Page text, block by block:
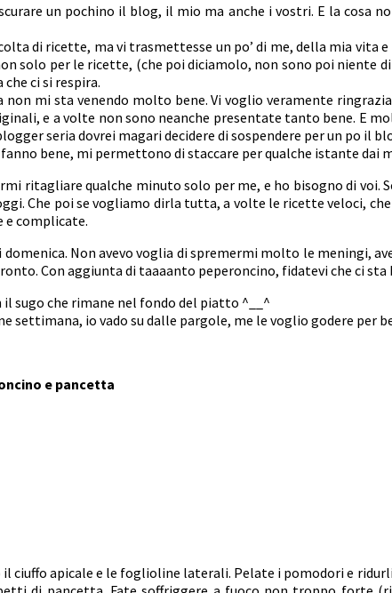
un pochino il blog, il mio ma anche i vostri. E la cosa
di ricette, ma vi trasmettesse un po’ di me, della mia vita
solo per le ricette, (che poi diciamolo, non sono poi
ci si respira.
mi sta venendo molto bene. Vi voglio veramente
e a volte non sono neanche presentate tanto bene. E
seria dovrei magari decidere di sospendere per un po il
bene, mi permettono di staccare per qualche istante dai
ritagliare qualche minuto solo per me, e ho bisogno di voi.
Che poi se vogliamo dirla tutta, a volte le ricette veloci,
e complicate.
Non avevo voglia di spremermi molto le meningi,
Con aggiunta di taaaanto peperoncino, fidatevi che ci
sugo che rimane nel fondo del piatto ^__^
settimana, io vado su dalle pargole, me le voglio godere per
e pancetta
apicale e le foglioline laterali. Pelate i pomodori e